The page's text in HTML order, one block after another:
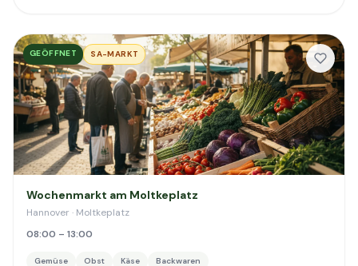
GEÖFFNET SA-MARKT
Wochenmarkt am Moltkeplatz
Hannover · Moltkeplatz
08:00 – 13:00
Gemüse Obst Käse Backwaren